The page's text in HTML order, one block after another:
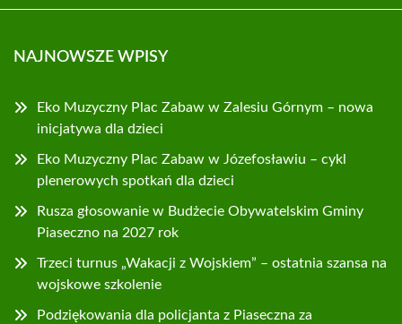
NAJNOWSZE WPISY
Eko Muzyczny Plac Zabaw w Zalesiu Górnym – nowa
inicjatywa dla dzieci
Eko Muzyczny Plac Zabaw w Józefosławiu – cykl
plenerowych spotkań dla dzieci
Rusza głosowanie w Budżecie Obywatelskim Gminy
Piaseczno na 2027 rok
Trzeci turnus „Wakacji z Wojskiem” – ostatnia szansa na
wojskowe szkolenie
Podziękowania dla policjanta z Piaseczna za